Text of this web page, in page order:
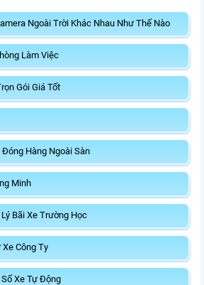
Ngoài Trời Khác Nhau Như Thế Nào
Làm Việc
Gói Giá Tốt
Đóng Hàng Ngoài Sàn
Minh
Bãi Xe Trường Học
Xe Công Ty
Xe Tự Động